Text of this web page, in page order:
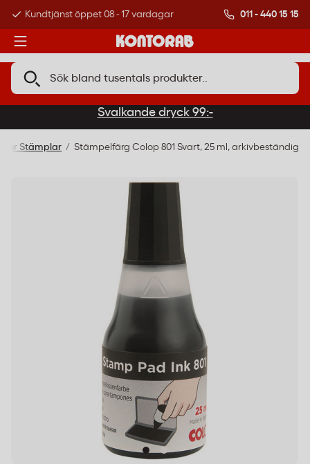
Kundtjänst öppet 08 - 17 vardagar Över 500 000
011 - 440 15 15
Svalkande dryck 99:-
Stämplar Stämpelfärg Colop 801 Svart, 25 ml, arkivbeständig